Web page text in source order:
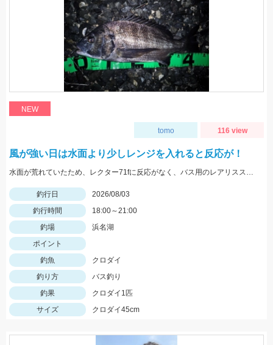
NEW
tomo 116 view
風が強い日は水面より少しレンジを入れると反応が！
水面が荒れていたため、レクター71fに反応がなく、バス用のレアリススピンベイでレンジを少し入れてスローに巻いてくると当たり多数。サイズは選べないですが今回の様なサイズも釣れます。
釣行日
2026/08/03
釣行時間
18:00～21:00
釣場
浜名湖
ポイント
釣魚
クロダイ
釣り方
バス釣り
釣果
クロダイ1匹
サイズ
クロダイ45cm